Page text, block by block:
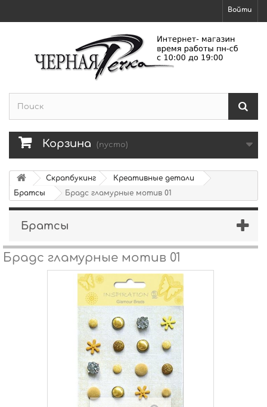
Войти
Корзина (пусто)
Скрапбукинг
Креативные детали
Братсы
Брадс гламурные мотив 01
Братсы
Брадс гламурные мотив 01